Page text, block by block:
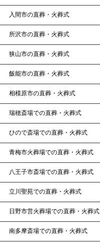
入間市の直葬・火葬式
所沢市の直葬・火葬式
狭山市の直葬・火葬式
飯能市の直葬・火葬式
相模原市の直葬・火葬式
瑞穂斎場での直葬・火葬式
ひので斎場での直葬・火葬式
青梅市火葬場での直葬・火葬式
八王子市斎場での直葬・火葬式
立川聖苑での直葬・火葬式
日野市営火葬場での直葬・火葬式
南多摩斎場での直葬・火葬式